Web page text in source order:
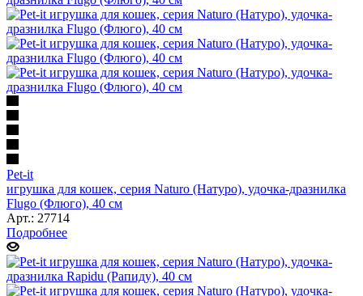
Pet-it
игрушка для кошек, серия Naturo (Натуро), удочка-дразнилка
Flugo (Флюго), 40 см
Арт.: 27714
Подробнее